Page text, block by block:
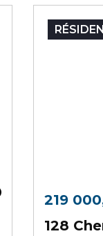
Ajouter au
219
128